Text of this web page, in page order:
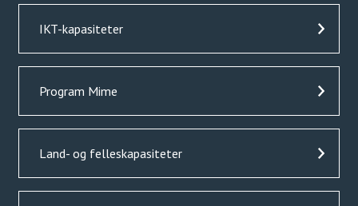
IKT-kapasiteter
Program Mime
Land- og felleskapasiteter